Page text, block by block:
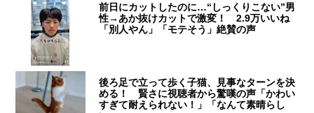
前日にカットしたのに…“しっくりこない”男
性→あか抜けカットで激変！ 2.9万いいね
「別人やん」「モテそう」絶賛の声
後ろ足で立って歩く子猫、見事なターンを決
める！ 賢さに視聴者から驚嘆の声「かわい
すぎて耐えられない！」「なんて素晴らし